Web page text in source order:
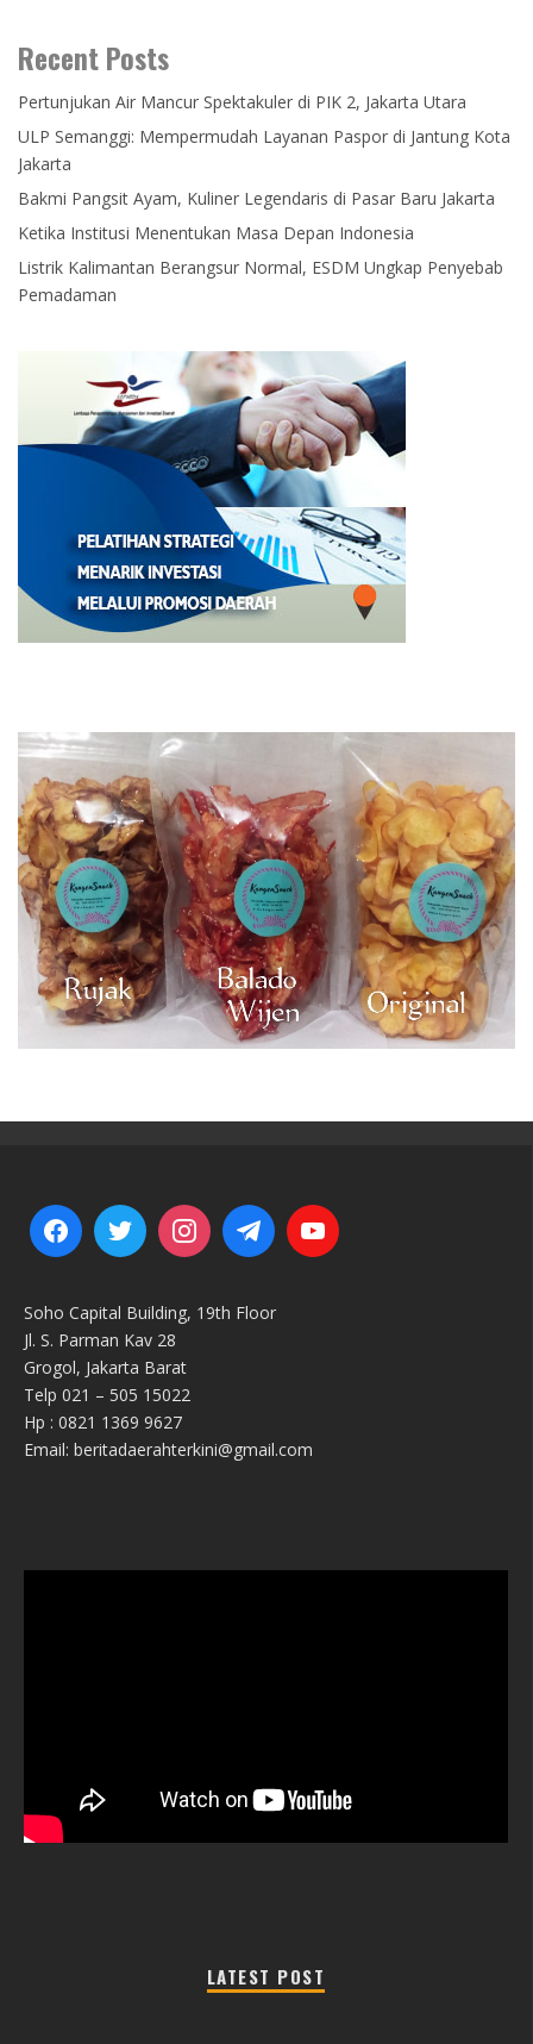
Recent Posts
Pertunjukan Air Mancur Spektakuler di PIK 2, Jakarta Utara
ULP Semanggi: Mempermudah Layanan Paspor di Jantung Kota
Jakarta
Bakmi Pangsit Ayam, Kuliner Legendaris di Pasar Baru Jakarta
Ketika Institusi Menentukan Masa Depan Indonesia
Listrik Kalimantan Berangsur Normal, ESDM Ungkap Penyebab
Pemadaman
Soho Capital Building, 19th Floor
Jl. S. Parman Kav 28
Grogol, Jakarta Barat
Telp 021 – 505 15022
Hp : 0821 1369 9627
Email: beritadaerahterkini@gmail.com
LATEST POST